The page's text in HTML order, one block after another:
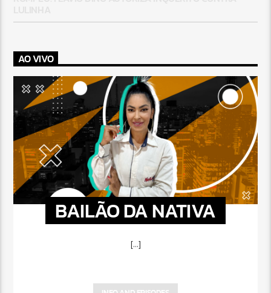
AO VIVO
BAILÃO DA NATIVA
[...]